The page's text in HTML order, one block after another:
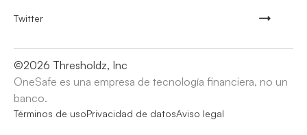
Twitter
©2026 Thresholdz, Inc
OneSafe es una empresa de tecnología financiera, no un
banco.
Términos de usoPrivacidad de datosAviso legal